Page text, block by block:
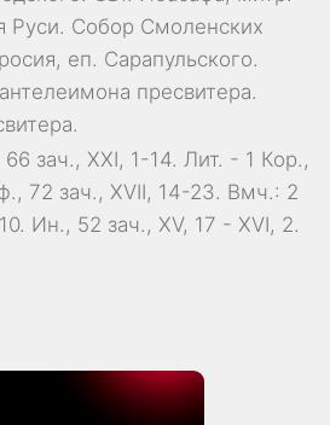
Руси. Собор Смоленских
, еп. Сарапульского.
пресвитера.
зач., XXI, 1-14. Лит. - 1 Кор.,
72 зач., XVII, 14-23. Вмч.: 2
Ин., 52 зач., XV, 17 - XVI, 2.